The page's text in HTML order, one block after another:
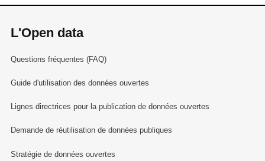
L'Open data
Questions fréquentes (FAQ)
Guide d'utilisation des données ouvertes
Lignes directrices pour la publication de données ouvertes
Demande de réutilisation de données publiques
Stratégie de données ouvertes